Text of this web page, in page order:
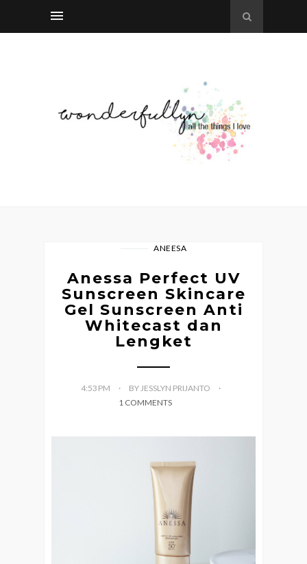
ANEESA
Anessa Perfect UV
Sunscreen Skincare
Gel Sunscreen Anti
Whitecast dan
Lengket
4:53 PM
BY JESSLYN PRIJANTO
1 COMMENTS